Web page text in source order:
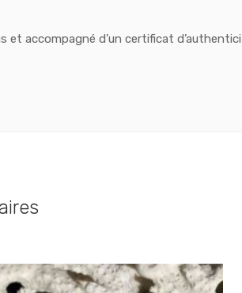
et accompagné d’un certificat